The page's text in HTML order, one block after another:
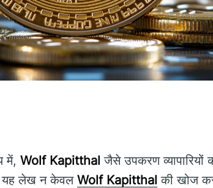
में, Wolf Kapitthal जैसे उपकरण
यह लेख न केवल Wolf Kapitthal की खोज